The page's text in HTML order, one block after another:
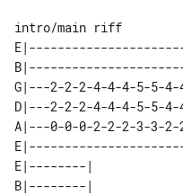
intro/main riff
G|---2-2-2-4-4-4-5-5-4-
D|---2-2-2-4-4-4-5-5-4-
A|---0-0-0-2-2-2-3-3-2-
E|--------|
B|--------|